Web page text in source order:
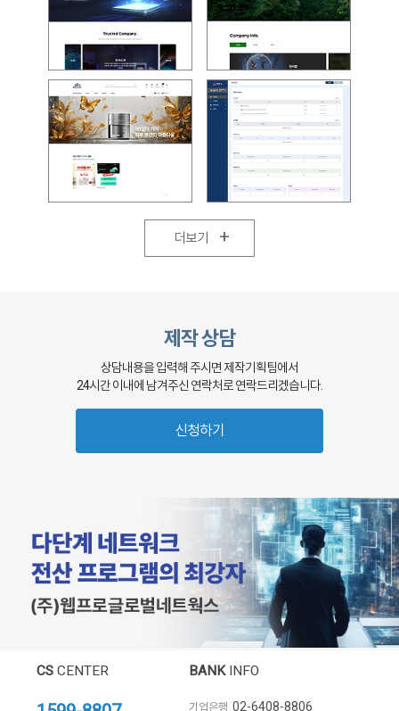
더보기 +
제작 상담
상담내용을 입력해 주시면 제작기획팀에서
24시간 이내에 남겨주신 연락처로 연락드리겠습니다.
신청하기
CSCENTER BANKINFO
기업은행 02-6408-8806